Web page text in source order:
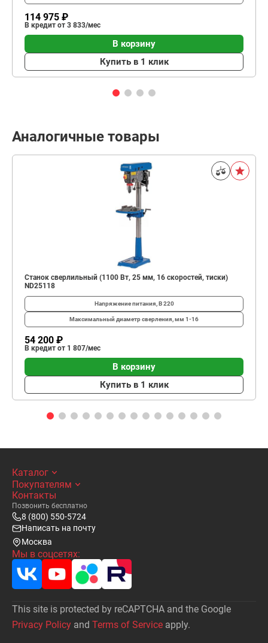
114 975 ₽
В кредит от 3 833/мес
В корзину
Купить в 1 клик
Аналогичные товары
Станок сверлильный (1100 Вт, 25 мм, 16 скоростей, тиски)
ND25118
Напряжение питания, В220
Максимальный диаметр сверления, мм 1-16
54 200 ₽
В кредит от 1 807/мес
В корзину
Купить в 1 клик
Каталог
Покупателям
Контакты
Позвонить бесплатно
8 (800) 550-5724
Написать на почту
Москва
Мы в соцсетях:
This site is protected by reCAPTCHA and the Google
Privacy Policy and Terms of Service apply.